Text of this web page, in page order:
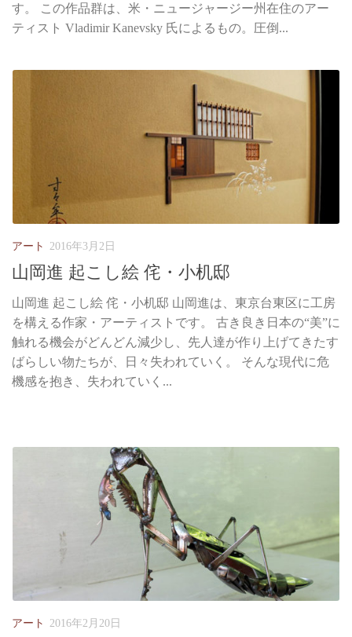
す。 この作品群は、米・ニュージャージー州在住のアー
ティスト Vladimir Kanevsky 氏によるもの。圧倒...
アート 2016年3月2日
山岡進 起こし絵 侘・小机邸
山岡進 起こし絵 侘・小机邸 山岡進は、東京台東区に工房
を構える作家・アーティストです。 古き良き日本の“美”に
触れる機会がどんどん減少し、先人達が作り上げてきたす
ばらしい物たちが、日々失われていく。 そんな現代に危
機感を抱き、失われていく...
アート 2016年2月20日